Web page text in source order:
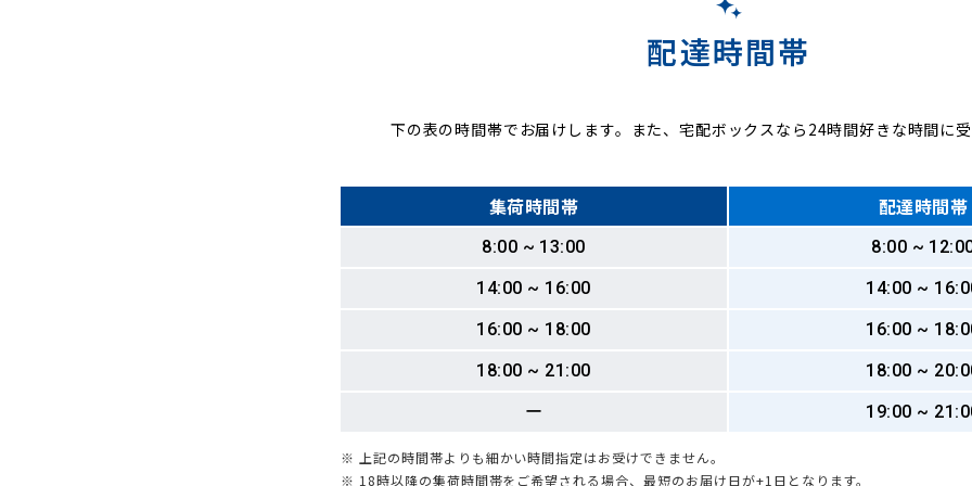
配達時間帯
下の表の時間帯でお届けします。また、宅配ボックスなら24時間好きな時間に
集荷時間帯 配達時間帯
8:00 ~ 13:00
8:00 ~
14:00 ~ 16:00
14:00 ~
16:00 ~ 18:00
16:00 ~
18:00 ~ 21:00
18:00 ~
ー
19:00 ~
※ 上記の時間帯よりも細かい時間指定はお受けできません。
※ 18時以降の集荷時間帯をご希望される場合、最短のお届け日が+1日となります。